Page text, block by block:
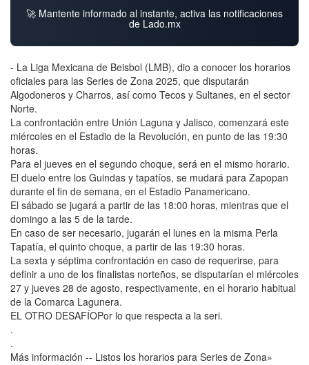
🚀 Mantente informado al instante, activa las notificaciones
de Lado.mx
- La Liga Mexicana de Beisbol (LMB), dio a conocer los horarios
oficiales para las Series de Zona 2025, que disputarán
Algodoneros y Charros, así como Tecos y Sultanes, en el sector
Norte.
La confrontación entre Unión Laguna y Jalisco, comenzará este
miércoles en el Estadio de la Revolución, en punto de las 19:30
horas.
Para el jueves en el segundo choque, será en el mismo horario.
El duelo entre los Guindas y tapatíos, se mudará para Zapopan
durante el fin de semana, en el Estadio Panamericano.
El sábado se jugará a partir de las 18:00 horas, mientras que el
domingo a las 5 de la tarde.
En caso de ser necesario, jugarán el lunes en la misma Perla
Tapatía, el quinto choque, a partir de las 19:30 horas.
La sexta y séptima confrontación en caso de requerirse, para
definir a uno de los finalistas norteños, se disputarían el miércoles
27 y jueves 28 de agosto, respectivamente, en el horario habitual
de la Comarca Lagunera.
EL OTRO DESAFÍOPor lo que respecta a la seri.
.
.
Más información -- Listos los horarios para Series de Zona»